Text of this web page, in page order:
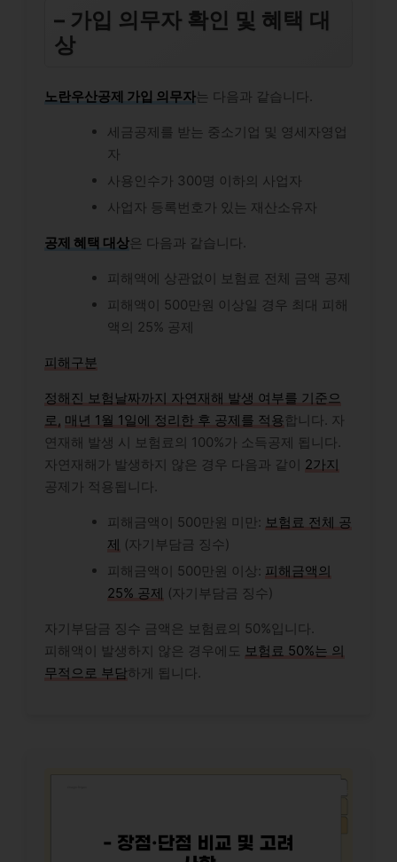
– 가입 의무자 확인 및 혜택 대
상
노란우산공제 가입 의무자는 다음과 같습니다.
세금공제를 받는 중소기업 및 영세자영업
자
사용인수가 300명 이하의 사업자
사업자 등록번호가 있는 재산소유자
공제 혜택 대상은 다음과 같습니다.
피해액에 상관없이 보험료 전체 금액 공제
피해액이 500만원 이상일 경우 최대 피해
액의 25% 공제
피해구분
정해진 보험날짜까지 자연재해 발생 여부를 기준으
로, 매년 1월 1일에 정리한 후 공제를 적용합니다. 자
연재해 발생 시 보험료의 100%가 소득공제 됩니다.
자연재해가 발생하지 않은 경우 다음과 같이 2가지
공제가 적용됩니다.
피해금액이 500만원 미만: 보험료 전체 공
제 (자기부담금 징수)
피해금액이 500만원 이상: 피해금액의
25% 공제 (자기부담금 징수)
자기부담금 징수 금액은 보험료의 50%입니다.
피해액이 발생하지 않은 경우에도 보험료 50%는 의
무적으로 부담하게 됩니다.